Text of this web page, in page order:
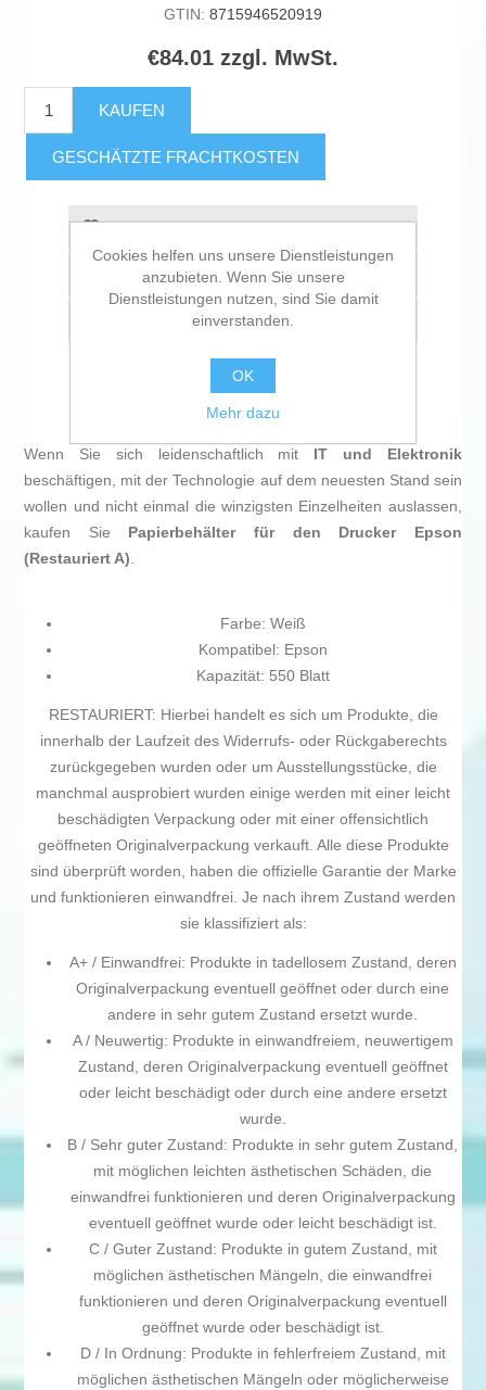
GTIN: 8715946520919
€84.01 zzgl. MwSt.
KAUFEN
GESCHÄTZTE FRACHTKOSTEN
Zur Wunschliste zugefügt
Vergleichen
Wenn Sie sich leidenschaftlich mit IT und Elektronik
beschäftigen, mit der Technologie auf dem neuesten Stand sein
wollen und nicht einmal die winzigsten Einzelheiten auslassen,
kaufen Sie Papierbehälter für den Drucker Epson
(Restauriert A).
Farbe: Weiß
Kompatibel: Epson
Kapazität: 550 Blatt
RESTAURIERT: Hierbei handelt es sich um Produkte, die
innerhalb der Laufzeit des Widerrufs- oder Rückgaberechts
zurückgegeben wurden oder um Ausstellungsstücke, die
manchmal ausprobiert wurden einige werden mit einer leicht
beschädigten Verpackung oder mit einer offensichtlich
geöffneten Originalverpackung verkauft. Alle diese Produkte
sind überprüft worden, haben die offizielle Garantie der Marke
und funktionieren einwandfrei. Je nach ihrem Zustand werden
sie klassifiziert als:
A+ / Einwandfrei: Produkte in tadellosem Zustand, deren
Originalverpackung eventuell geöffnet oder durch eine
andere in sehr gutem Zustand ersetzt wurde.
A / Neuwertig: Produkte in einwandfreiem, neuwertigem
Zustand, deren Originalverpackung eventuell geöffnet
oder leicht beschädigt oder durch eine andere ersetzt
wurde.
B / Sehr guter Zustand: Produkte in sehr gutem Zustand,
mit möglichen leichten ästhetischen Schäden, die
einwandfrei funktionieren und deren Originalverpackung
eventuell geöffnet wurde oder leicht beschädigt ist.
C / Guter Zustand: Produkte in gutem Zustand, mit
möglichen ästhetischen Mängeln, die einwandfrei
funktionieren und deren Originalverpackung eventuell
geöffnet wurde oder beschädigt ist.
D / In Ordnung: Produkte in fehlerfreiem Zustand, mit
möglichen ästhetischen Mängeln oder möglicherweise
Cookies helfen uns unsere Dienstleistungen
anzubieten. Wenn Sie unsere
Dienstleistungen nutzen, sind Sie damit
einverstanden.
OK
Mehr dazu